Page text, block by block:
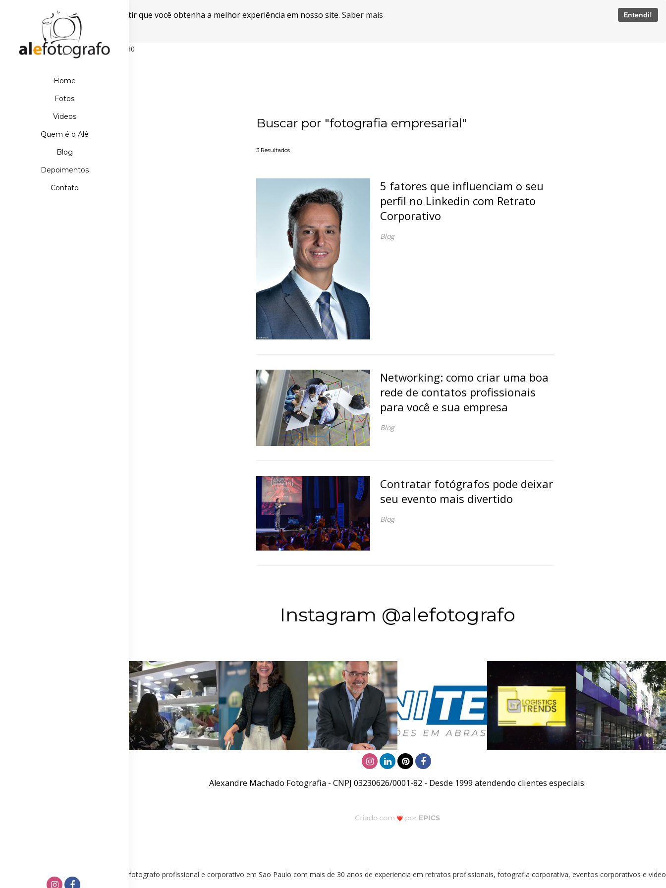
Este site usa cookies para garantir que você obtenha a melhor experiência em nosso site. Saber mais Entendi!
Powered by WebsitePolicies
498D39E21DB110067AA42A42EBDE5630
Home
Fotos
Videos
Quem é o Alê
Blog
Depoimentos
Contato
Buscar por "fotografia empresarial"
3 Resultados
5 fatores que influenciam o seu
perfil no Linkedin com Retrato
Corporativo
Blog
Networking: como criar uma boa
rede de contatos profissionais
para você e sua empresa
Blog
Contratar fotógrafos pode deixar
seu evento mais divertido
Blog
Instagram @alefotografo
Alexandre Machado Fotografia - CNPJ 03230626/0001-82 - Desde 1999 atendendo clientes especiais.
Alexandre Machado, o Ale Fotografo, e fotografo profissional e corporativo em Sao Paulo com mais de 30 anos de experiencia em retratos profissionais, fotografia corporativa, eventos corporativos e video